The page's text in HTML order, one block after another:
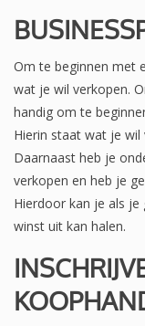
Om te beginnen met
wat je wil verkopen.
handig om te
Hierin staat wat je
Daarnaast heb je
verkopen en heb je
Hierdoor kan je als
winst uit kan halen.